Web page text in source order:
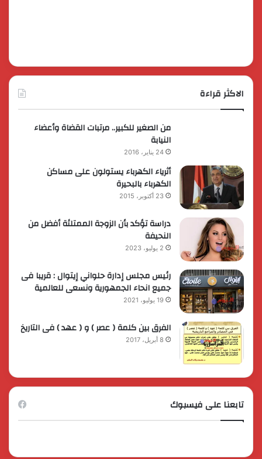
الاكثر قراءة
من الصغير للكبير.. مرتبات القضاة وأعضاء
النيابة
24 يناير، 2016
أثرياء الكهرباء يستولون على مساكن
الكهرباء بالبحيرة
23 أكتوبر، 2015
دراسة تؤكد بأن الزوجة الممتلئة أفضل من
النحيفة
2 يوليو، 2023
رئيس مجلس إدارة حلواني إيتوال : قريبا فى
جميع انحاء الجمهورية ونسعى للعالمية
19 يوليو، 2021
الفرق بين كلمة ( عصر ) و ( عهد ) فى التاريخ
8 أبريل، 2017
تابعنا على فيسبوك